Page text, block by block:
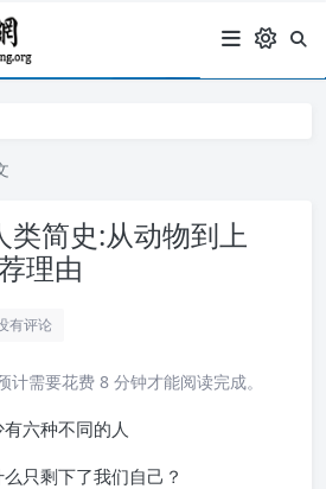
简史:从动物到上
理由
有评论
需要花费 8 分钟才能阅读完成。
六种不同的人
只剩下了我们自己？